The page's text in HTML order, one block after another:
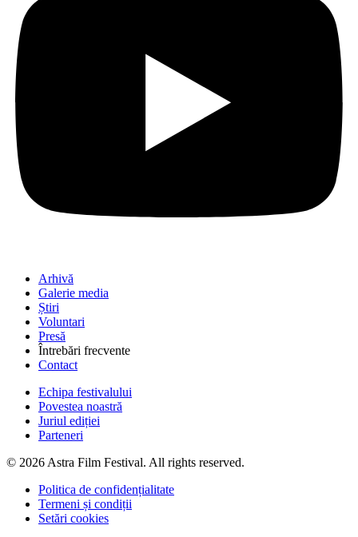
Arhivă
Galerie media
Știri
Voluntari
Presă
Întrebări frecvente
Contact
Echipa festivalului
Povestea noastră
Juriul ediției
Parteneri
© 2026 Astra Film Festival. All rights reserved.
Politica de confidențialitate
Termeni și condiții
Setări cookies